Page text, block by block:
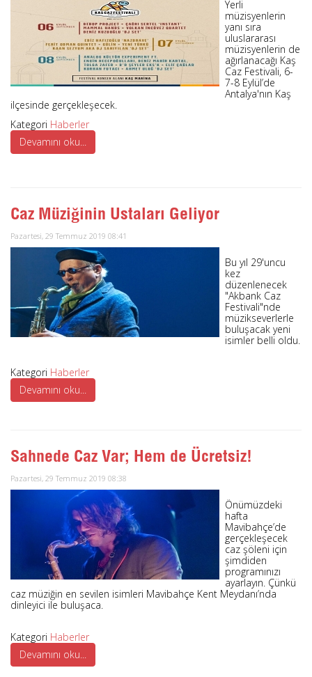
Yerli
müzisyenlerin
yanı sıra
uluslararası
müzisyenlerin de
ağırlanacağı Kaş
Caz Festivali, 6-
7-8 Eylül’de
Antalya'nın Kaş
ilçesinde gerçekleşecek.
Kategori Haberler
Devamını oku...
Caz Müziğinin Ustaları Geliyor
Pazartesi, 29 Temmuz 2019 08:41
Bu yıl 29'uncu
kez
düzenlenecek
"Akbank Caz
Festivali"nde
müzikseverlerle
buluşacak yeni
isimler belli oldu.
Kategori Haberler
Devamını oku...
Sahnede Caz Var; Hem de Ücretsiz!
Pazartesi, 29 Temmuz 2019 08:38
Önümüzdeki
hafta
Mavibahçe’de
gerçekleşecek
caz şöleni için
şimdiden
programınızı
ayarlayın. Çünkü
caz müziğin en sevilen isimleri Mavibahçe Kent Meydanı’nda
dinleyici ile buluşaca.
Kategori Haberler
Devamını oku...